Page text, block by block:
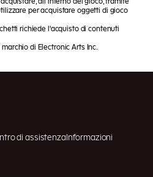
per acquistare oggetti di gioco
richiede l'acquisto di contenuti
di Electronic Arts Inc.
di assistenzaInformazioni